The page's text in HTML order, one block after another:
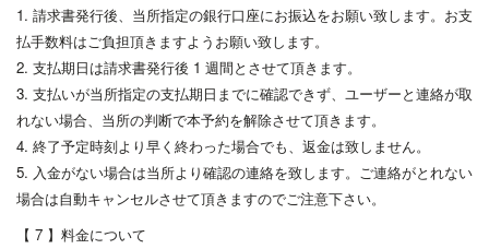
1. 請求書発行後、当所指定の銀行口座にお振込をお願い致します。お支
払手数料はご負担頂きますようお願い致します。
2. 支払期日は請求書発行後 1 週間とさせて頂きます。
3. 支払いが当所指定の支払期日までに確認できず、ユーザーと連絡が取
れない場合、当所の判断で本予約を解除させて頂きます。
4. 終了予定時刻より早く終わった場合でも、返金は致しません。
5. 入金がない場合は当所より確認の連絡を致します。ご連絡がとれない
場合は自動キャンセルさせて頂きますのでご注意下さい。
【 7 】料金について